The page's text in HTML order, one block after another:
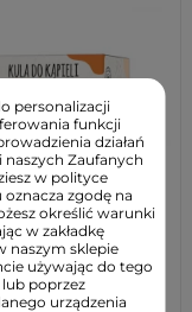
zł
Kąpieli Imbir-
Ręcznie...
personalizacji
funkcji
działań
Zaufanych
w polityce
zgodę na
określić warunki
w zakładkę
naszym sklepie
używając do tego
poprzez
urządzenia